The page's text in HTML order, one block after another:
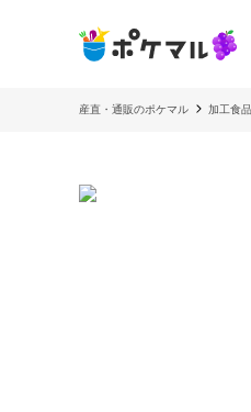
産直・通販のポケマル 加工食品